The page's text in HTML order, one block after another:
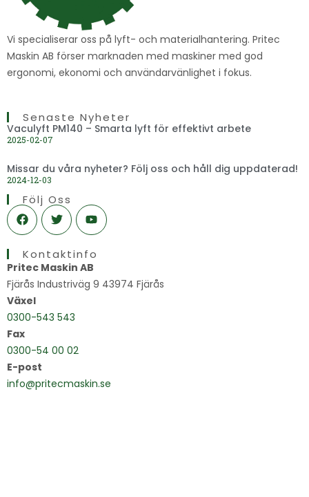
Vi specialiserar oss på lyft- och materialhantering. Pritec
Maskin AB förser marknaden med maskiner med god
ergonomi, ekonomi och användarvänlighet i fokus.
Senaste Nyheter
Vaculyft PM140 – Smarta lyft för effektivt arbete
2025-02-07
Missar du våra nyheter? Följ oss och håll dig uppdaterad!
2024-12-03
Följ Oss
F
a
c
b
o
o
k
T
w
i
t
e
r
Y
o
u
u
b
e
Kontaktinfo
Pritec Maskin AB
Fjärås Industriväg 9 43974 Fjärås
Växel
0300-543 543
Fax
0300-54 00 02
E-post
info@pritecmaskin.se